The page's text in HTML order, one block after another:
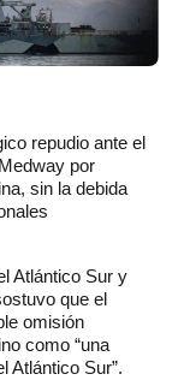
repudio ante el
por
sin la debida
Atlántico Sur y
que el
omisión
como “una
Atlántico Sur”.